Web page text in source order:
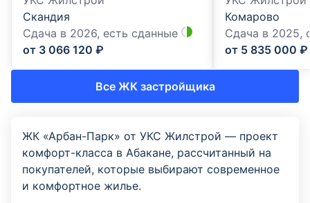
Скандия
Сдача в 2026, есть сданные
от 3 066 120 ₽
Комарово
Сдача в 2025,
от 5 835 000 ₽
Все ЖК застройщика
ЖК «Арбан-Парк» от УКС Жилстрой — проект
комфорт-класса в Абакане, рассчитанный на
покупателей, которые выбирают современное
и комфортное жилье.